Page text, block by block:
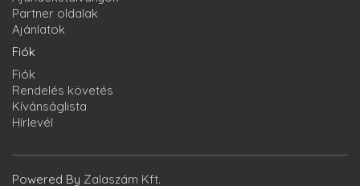
Partner oldalak
Ajánlatok
Fiók
Fiók
Rendelés követés
Kívánságlista
Hírlevél
Powered By Zalaszám Kft.